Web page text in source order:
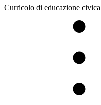
Curricolo di educazione civica